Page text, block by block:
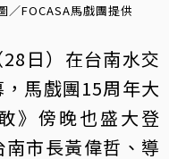
／FOCASA馬戲團提供
日）在台南水交
馬戲團15周年大
》傍晚也盛大登
市長黃偉哲、導